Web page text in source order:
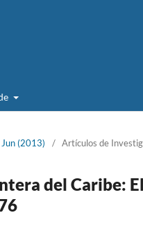
(2013) / Artículos de
del Caribe: